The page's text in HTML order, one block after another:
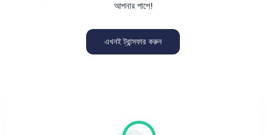
আপনার পাশে!
এখনই ট্রান্সফার করুন